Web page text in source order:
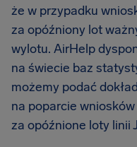
że w przypadku
za opóźniony lot
wylotu. AirHelp
na świecie baz
możemy podać
na poparcie
za opóźnione loty linii